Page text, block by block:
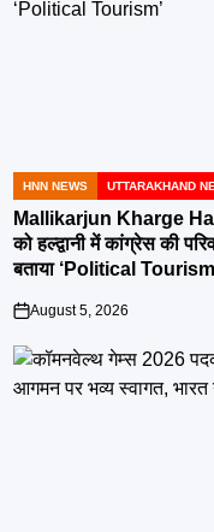
POSTED
IN
HNN NEWS UTTARAKHAND
Mallikarjun Kharge
को हल्द्वानी में कांग्रेस की
बताया ‘Political
on
August 5, 2026